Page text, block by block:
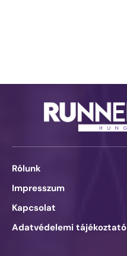
Rólunk
Impresszum
Kapcsolat
Adatvédelemi tájékoztató